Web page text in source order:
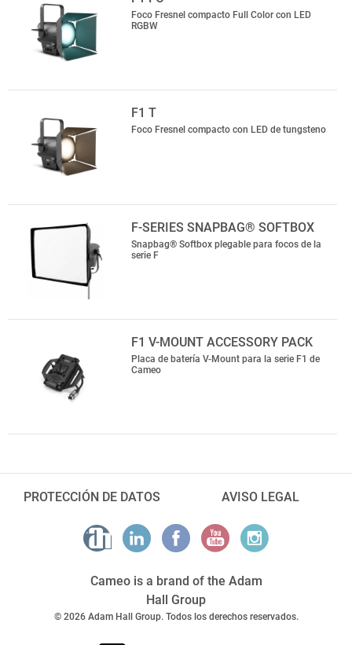
Foco Fresnel compacto Full Color con LED
RGBW
F1 T
Foco Fresnel compacto con LED de tungsteno
F-SERIES SNAPBAG® SOFTBOX
Snapbag® Softbox plegable para focos de la
serie F
F1 V-MOUNT ACCESSORY PACK
Placa de batería V-Mount para la serie F1 de
Cameo
PROTECCIÓN DE DATOS AVISO LEGAL
Cameo is a brand of the Adam
Hall Group
© 2026 Adam Hall Group. Todos los derechos reservados.